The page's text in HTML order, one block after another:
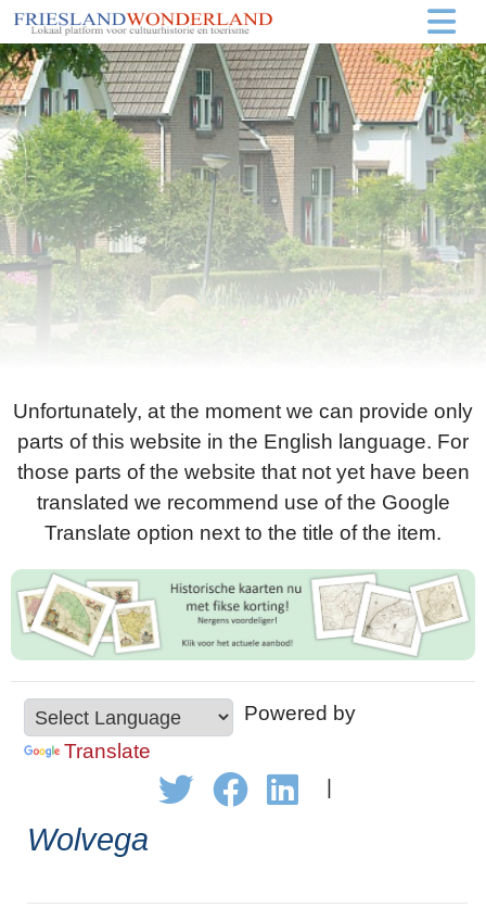
Unfortunately, at the moment we can provide only
parts of this website in the English language. For
those parts of the website that not yet have been
translated we recommend use of the Google
Translate option next to the title of the item.
Powered by
Translate
Wolvega